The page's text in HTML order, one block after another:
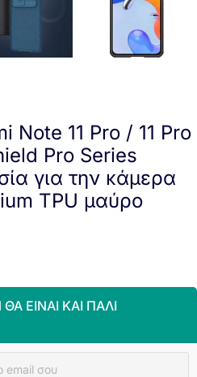
Note 11 Pro / 11 Pro
Pro Series
για την κάμερα
TPU μαύρο
ΕΊΝΑΙ ΚΑΙ ΠΆΛΙ